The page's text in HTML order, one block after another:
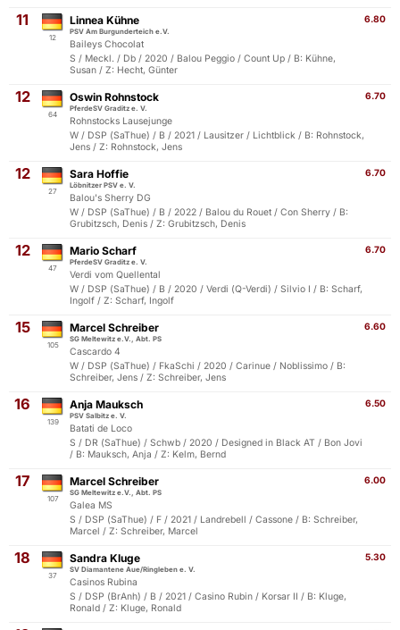
11
12
6.80
Linnea Kühne
PSV Am Burgunderteich e.V.
Baileys Chocolat
S / Meckl. / Db / 2020 / Balou Peggio / Count Up / B: Kühne,
Susan / Z: Hecht, Günter
12
64
6.70
Oswin Rohnstock
PferdeSV Graditz e. V.
Rohnstocks Lausejunge
W / DSP (SaThue) / B / 2021 / Lausitzer / Lichtblick / B: Rohnstock,
Jens / Z: Rohnstock, Jens
12
27
6.70
Sara Hoffie
Löbnitzer PSV e. V.
Balou's Sherry DG
W / DSP (SaThue) / B / 2022 / Balou du Rouet / Con Sherry / B:
Grubitzsch, Denis / Z: Grubitzsch, Denis
12
47
6.70
Mario Scharf
PferdeSV Graditz e. V.
Verdi vom Quellental
W / DSP (SaThue) / B / 2020 / Verdi (Q-Verdi) / Silvio I / B: Scharf,
Ingolf / Z: Scharf, Ingolf
15
105
6.60
Marcel Schreiber
SG Meltewitz e.V., Abt. PS
Cascardo 4
W / DSP (SaThue) / FkaSchi / 2020 / Carinue / Noblissimo / B:
Schreiber, Jens / Z: Schreiber, Jens
16
139
6.50
Anja Mauksch
PSV Salbitz e. V.
Batati de Loco
S / DR (SaThue) / Schwb / 2020 / Designed in Black AT / Bon Jovi
/ B: Mauksch, Anja / Z: Kelm, Bernd
17
107
6.00
Marcel Schreiber
SG Meltewitz e.V., Abt. PS
Galea MS
S / DSP (SaThue) / F / 2021 / Landrebell / Cassone / B: Schreiber,
Marcel / Z: Schreiber, Marcel
18
37
5.30
Sandra Kluge
SV Diamantene Aue/Ringleben e. V.
Casinos Rubina
S / DSP (BrAnh) / B / 2021 / Casino Rubin / Korsar II / B: Kluge,
Ronald / Z: Kluge, Ronald